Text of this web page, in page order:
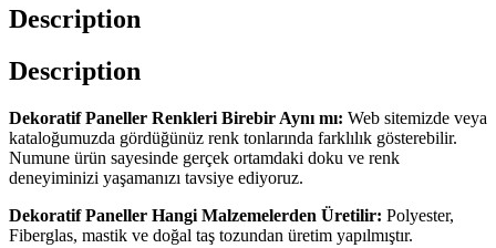
Description
Description
Dekoratif Paneller Renkleri Birebir Aynı mı: Web sitemizde veya
kataloğumuzda gördüğünüz renk tonlarında farklılık gösterebilir.
Numune ürün sayesinde gerçek ortamdaki doku ve renk
deneyiminizi yaşamanızı tavsiye ediyoruz.
Dekoratif Paneller Hangi Malzemelerden Üretilir: Polyester,
Fiberglas, mastik ve doğal taş tozundan üretim yapılmıştır.